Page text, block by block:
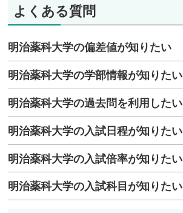
よくある質問
明治薬科大学の偏差値が知りたい
明治薬科大学の学部情報が知りたい
明治薬科大学の過去問を利用したい
明治薬科大学の入試日程が知りたい
明治薬科大学の入試倍率が知りたい
明治薬科大学の入試科目が知りたい